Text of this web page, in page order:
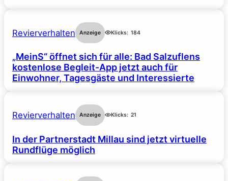
Revierverhalten Anzeige Klicks: 184
„MeinS“ öffnet sich für alle: Bad Salzuflens
kostenlose Begleit-App jetzt auch für
Einwohner, Tagesgäste und Interessierte
Revierverhalten Anzeige Klicks: 21
In der Partnerstadt Millau sind jetzt virtuelle
Rundflüge möglich